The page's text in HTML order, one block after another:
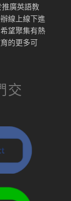
廣英語教
線上線下進
望聚集有熱
的更多可
交